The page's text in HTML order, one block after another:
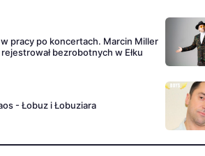
w pracy po koncertach. Marcin Miller
bezrobotnych w Ełku
- Łobuz i Łobuziara